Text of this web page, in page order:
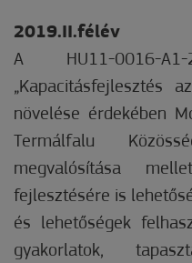
2019.II.félév
A HU11-0016-A1-
„Kapacitásfejlesztés
növelése érdekében
Termálfalu
megvalósítása
fejlesztésére is
és lehetőségek
gyakorlatok,